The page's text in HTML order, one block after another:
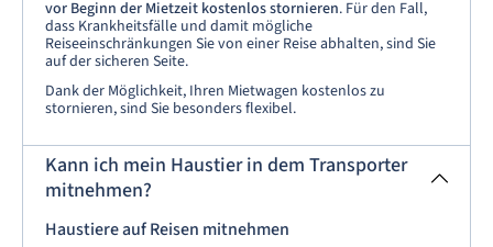
vor Beginn der Mietzeit kostenlos stornieren. Für den Fall,
dass Krankheitsfälle und damit mögliche
Reiseeinschränkungen Sie von einer Reise abhalten, sind Sie
auf der sicheren Seite.
Dank der Möglichkeit, Ihren Mietwagen kostenlos zu
stornieren, sind Sie besonders flexibel.
Kann ich mein Haustier in dem Transporter
mitnehmen?
Haustiere auf Reisen mitnehmen